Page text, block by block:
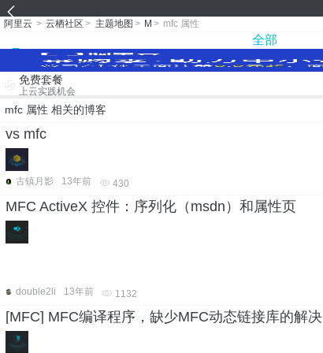
阿里云 > 云栖社区 > 主题地图 > M > mfc 属性
全部
免费套餐
上云实践机会
mfc 属性 相关的博客
vs mfc
古镇月影
13年前 430
MFC ActiveX 控件：序列化（msdn）和属性页
double2li
13年前 1132
[MFC] MFC编译程序，缺少MFC动态链接库的解决